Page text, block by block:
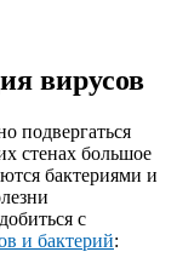
вирусов
подвергаться
стенах большое
бактериями и
с
и бактерий: